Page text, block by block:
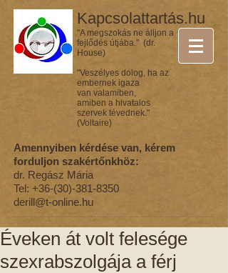
Kapcsolattartás.hu
"A megszokás ne álljon a
fejlődés útjába." (dr.
House)
"Veszélyes dolog, ha az
embernek igaza
van valamiben,
amiben a hivatalos
szervek tévednek."
(Voltaire)
Amennyiben kérdése van, kérem
forduljon szakértőnkhöz:
dr. Regász Mária
Tel: +36-(30)-381-8350
derill@t-online.hu
Éveken át volt felesége
szexrabszolgája a férj